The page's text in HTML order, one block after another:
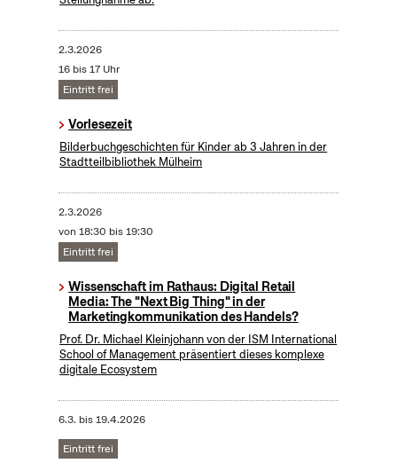
2.3.2026
16 bis 17 Uhr
Eintritt frei
Vorlesezeit
Bilderbuchgeschichten für Kinder ab 3 Jahren in der
Stadtteilbibliothek Mülheim
2.3.2026
von 18:30 bis 19:30
Eintritt frei
Wissenschaft im Rathaus: Digital Retail
Media: The "Next Big Thing" in der
Marketingkommunikation des Handels?
Prof. Dr. Michael Kleinjohann von der ISM International
School of Management präsentiert dieses komplexe
digitale Ecosystem
6.3. bis19.4.2026
Eintritt frei